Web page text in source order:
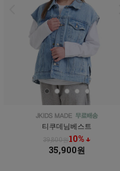
티쿠데님베스트
39,800원10% ↓
35,900원